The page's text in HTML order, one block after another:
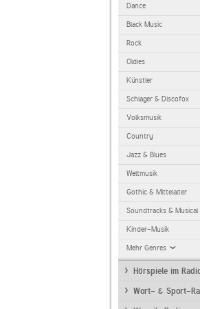
Dance
Black Music
Rock
Oldies
Künstler
Schlager & Discofox
Volksmusik
Country
Jazz & Blues
Weltmusik
Gothic & Mittelalter
Soundtracks & Musical
Kinder-Musik
Mehr Genres
Hörspiele im
Wort- & Sport-